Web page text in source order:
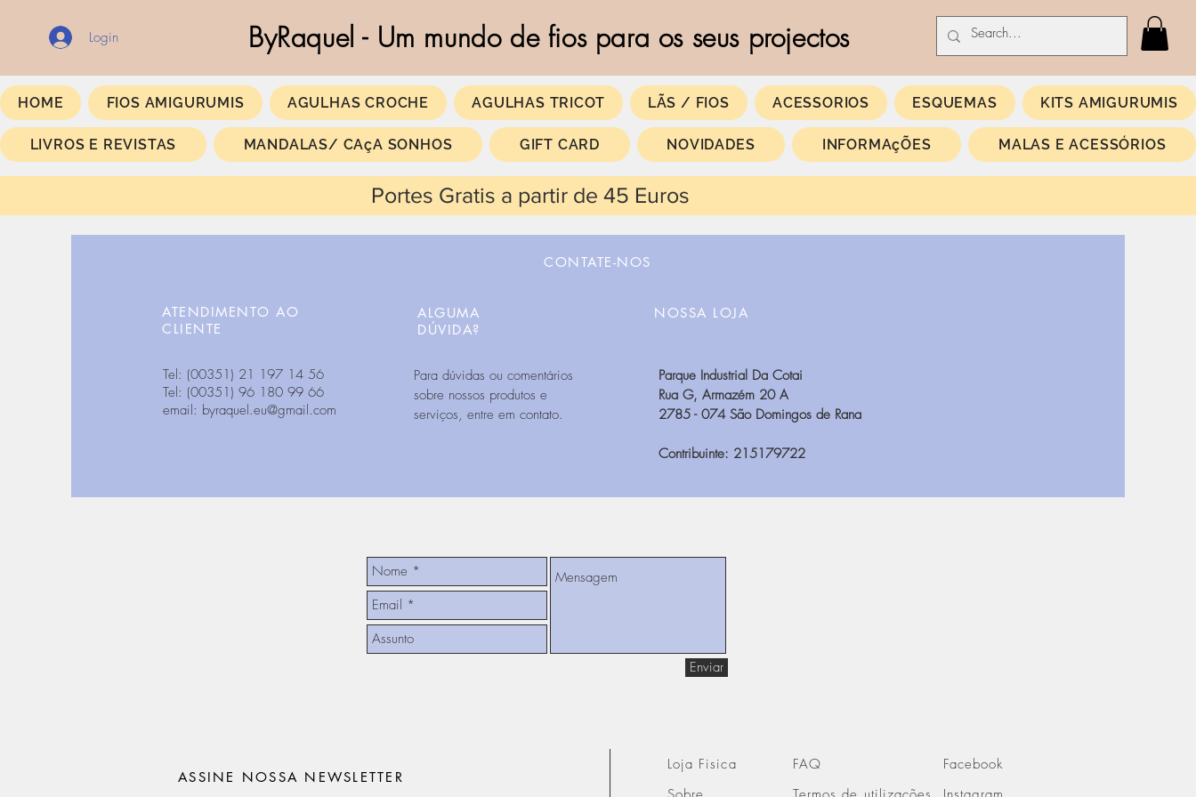
Login ByRaquel - Um mundo de fios para os seus projectos
HOME FIOS AMIGURUMIS AGULHAS CROCHE AGULHAS TRICOT LÃS / FIOS ACESSORIOS ESQUEMAS KITS AMIGURUMIS
LIVROS E REVISTAS MANDALAS/ CAçA SONHOS GIFT CARD NOVIDADES INFORMAçÕES MALAS E ACESSÓRIOS
Portes Gratis a partir de 45 Euros
CONTATE-NOS
ATENDIMENTO AO
CLIENTE
Tel: (00351) 21 197 14 56
Tel: (00351) 96 180 99 66
email: byraquel.eu@gmail.com
ALGUMA
DÚVIDA?
Para dúvidas ou comentários
sobre nossos produtos e
serviços, entre em contato.
NOSSA LOJA
Parque Industrial Da Cotai
Rua G, Armazém 20 A
2785 - 074 São Domingos de Rana
Contribuinte: 215179722
Enviar
ASSINE NOSSA NEWSLETTER
Loja Fisica
FAQ
Facebook